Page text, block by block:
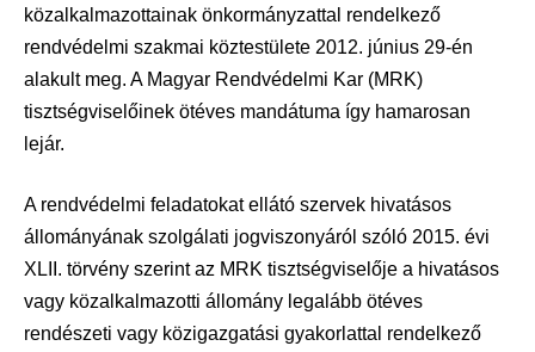
közalkalmazottainak önkormányzattal rendelkező
rendvédelmi szakmai köztestülete 2012. június 29-én
alakult meg. A Magyar Rendvédelmi Kar (MRK)
tisztségviselőinek ötéves mandátuma így hamarosan
lejár.
A rendvédelmi feladatokat ellátó szervek hivatásos
állományának szolgálati jogviszonyáról szóló 2015. évi
XLII. törvény szerint az MRK tisztségviselője a hivatásos
vagy közalkalmazotti állomány legalább ötéves
rendészeti vagy közigazgatási gyakorlattal rendelkező